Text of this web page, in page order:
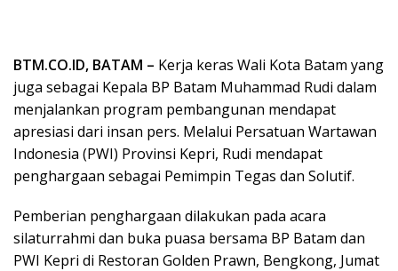
BTM.CO.ID, BATAM – Kerja keras Wali Kota Batam yang
juga sebagai Kepala BP Batam Muhammad Rudi dalam
menjalankan program pembangunan mendapat
apresiasi dari insan pers. Melalui Persatuan Wartawan
Indonesia (PWI) Provinsi Kepri, Rudi mendapat
penghargaan sebagai Pemimpin Tegas dan Solutif.
Pemberian penghargaan dilakukan pada acara
silaturrahmi dan buka puasa bersama BP Batam dan
PWI Kepri di Restoran Golden Prawn, Bengkong, Jumat